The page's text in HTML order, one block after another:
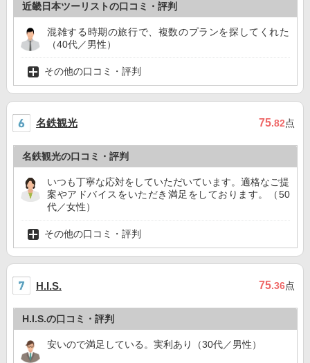
近畿日本ツーリストの口コミ・評判
混雑する時期の旅行で、複数のプランを探してくれた
（40代／男性）
その他の口コミ・評判
名鉄観光 75.82点
名鉄観光の口コミ・評判
いつも丁寧な応対をしていただいています。適格なご提
案やアドバイスをいただき満足をしております。（50
代／女性）
その他の口コミ・評判
H.I.S. 75.36点
H.I.S.の口コミ・評判
安いので満足している。実利あり（30代／男性）